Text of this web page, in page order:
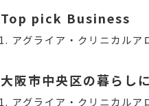
Top pick Business
アグライア・クリニカルア
大阪市中央区の暮らし
アグライア・クリニカルア